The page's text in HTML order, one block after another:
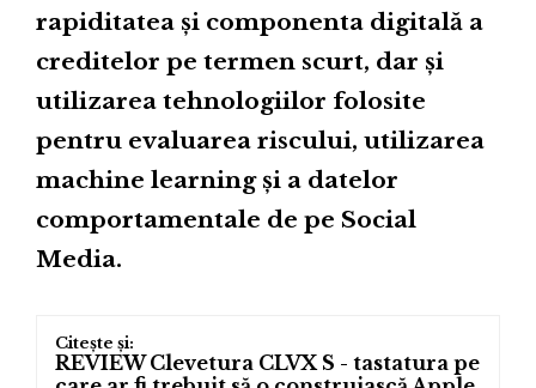
rapiditatea și componenta digitală a
creditelor pe termen scurt, dar și
utilizarea tehnologiilor folosite
pentru evaluarea riscului, utilizarea
machine learning și a datelor
comportamentale de pe Social
Media.
REVIEW Clevetura CLVX S - tastatura pe